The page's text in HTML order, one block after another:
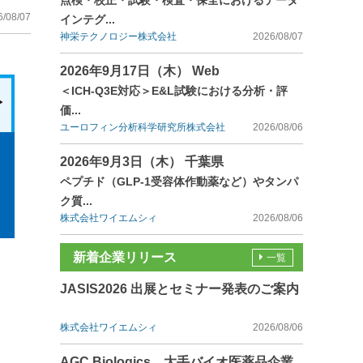
08/07
インテグ...
神栄テクノロジー株式会社 2026/08/07
2026年9月17日（木） Web
＜ICH-Q3E対応＞E&L試験における分析・評
価...
ユーロフィン分析科学研究所株式会社 2026/08/06
2026年9月3日（木） 千葉県
ペプチド（GLP-1受容体作動薬など）やタンパ
ク質...
株式会社ワイエムシィ 2026/08/06
新着企業リリース
JASIS2026 出展とセミナー発表のご案内
株式会社ワイエムシィ 2026/08/06
一覧